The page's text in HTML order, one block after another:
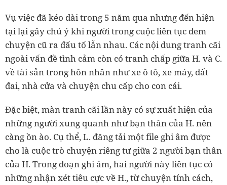
Vụ việc đã kéo dài trong 5 năm qua nhưng đến hiện
tại lại gây chú ý khi người trong cuộc liên tục đem
chuyện cũ ra đấu tố lẫn nhau. Các nội dung tranh cãi
ngoài vấn đề tình cảm còn có tranh chấp giữa H. và C.
về tài sản trong hôn nhân như xe ô tô, xe máy, đất
đai, nhà cửa và chuyện chu cấp cho con cái.
Đặc biệt, màn tranh cãi lần này có sự xuất hiện của
những người xung quanh như bạn thân của H. nên
càng ồn ào. Cụ thể, L. đăng tải một file ghi âm được
cho là cuộc trò chuyện riêng tư giữa 2 người bạn thân
của H. Trong đoạn ghi âm, hai người này liên tục có
những nhận xét tiêu cực về H., từ chuyện tính cách,